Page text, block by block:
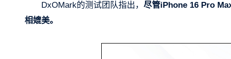
DxOMark的测试团队指出， 尽管iPhone 16 Pro
相媲美。